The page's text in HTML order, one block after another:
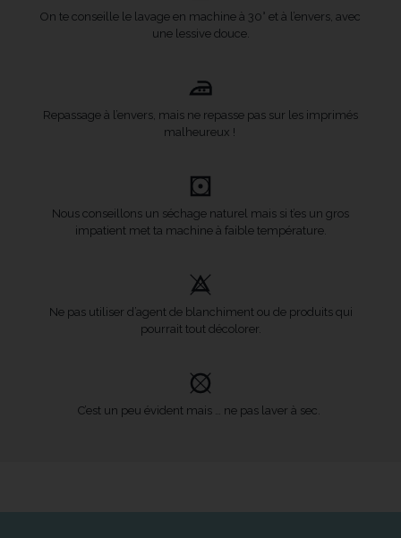
On te conseille le lavage en machine à 30° et à l’envers, avec
une lessive douce.
Repassage à l’envers, mais ne repasse pas sur les imprimés
malheureux !
Nous conseillons un séchage naturel mais si t’es un gros
impatient met ta machine à faible température.
Ne pas utiliser d’agent de blanchiment ou de produits qui
pourrait tout décolorer.
C’est un peu évident mais … ne pas laver à sec.